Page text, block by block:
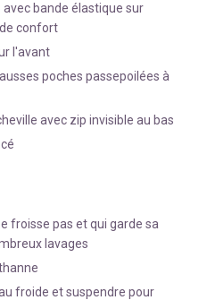
bande élastique sur
confort
l'avant
poches passepoilées à
avec zip invisible au bas
froisse pas et qui garde sa
lavages
froide et suspendre pour